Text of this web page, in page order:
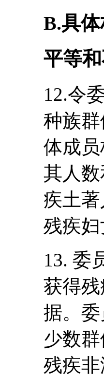
B.具
平等
12.令
种族
体成
其人
疾土
残疾
13. 委
获得
据。
少数
残疾